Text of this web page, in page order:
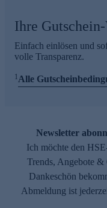
Ihre
Einfach einlösen und
volle Transparenz.
1Alle
Newsletter
Ich möchte den
Trends, Angebote
Dankeschön
Abmeldung ist